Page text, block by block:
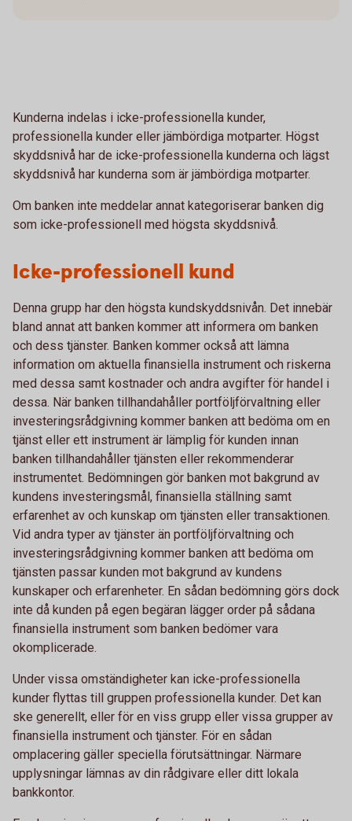
Kunderna indelas i icke-professionella kunder,
professionella kunder eller jämbördiga motparter. Högst
skyddsnivå har de icke-professionella kunderna och lägst
skyddsnivå har kunderna som är jämbördiga motparter.
Om banken inte meddelar annat kategoriserar banken dig
som icke-professionell med högsta skyddsnivå.
Icke-professionell kund
Denna grupp har den högsta kundskyddsnivån. Det innebär
bland annat att banken kommer att informera om banken
och dess tjänster. Banken kommer också att lämna
information om aktuella finansiella instrument och riskerna
med dessa samt kostnader och andra avgifter för handel i
dessa. När banken tillhandahåller portföljförvaltning eller
investeringsrådgivning kommer banken att bedöma om en
tjänst eller ett instrument är lämplig för kunden innan
banken tillhandahåller tjänsten eller rekommenderar
instrumentet. Bedömningen gör banken mot bakgrund av
kundens investeringsmål, finansiella ställning samt
erfarenhet av och kunskap om tjänsten eller transaktionen.
Vid andra typer av tjänster än portföljförvaltning och
investeringsrådgivning kommer banken att bedöma om
tjänsten passar kunden mot bakgrund av kundens
kunskaper och erfarenheter. En sådan bedömning görs dock
inte då kunden på egen begäran lägger order på sådana
finansiella instrument som banken bedömer vara
okomplicerade.
Under vissa omständigheter kan icke-professionella
kunder flyttas till gruppen professionella kunder. Det kan
ske generellt, eller för en viss grupp eller vissa grupper av
finansiella instrument och tjänster. För en sådan
omplacering gäller speciella förutsättningar. Närmare
upplysningar lämnas av din rådgivare eller ditt lokala
bankkontor.